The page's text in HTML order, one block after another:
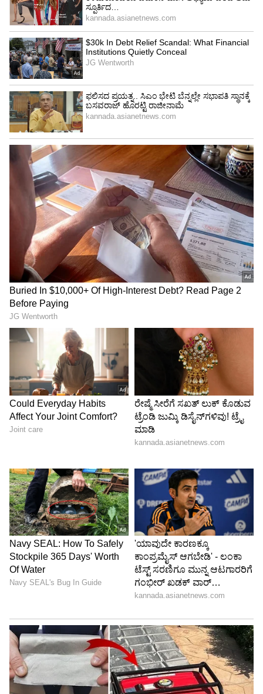
ಗುಜರಾತಲ್ಲಿ ಸ್ಥಾಪನೆ ಆದಾಗ ನಾನು ಅದರ ಸದಸ್ಯನಾಗಿದ್ದೆ.
20015ಕ್ಕೆ ಫ್ರಾನ್ಸ್‌ಗೆ ಬಂದಿದ್ದೆ. ವಿಶ್ವಯುದ್ಧದಲ್ಲಿ ಮಡಿದ
ಭಾರತೀಯರಿಗೆ ಶ್ರದ್ಧಾಂಜಲಿ ಸಲ್ಲಿಸಿದ್ದೆ’ ಎಂದು ಅವರು
ಸ್ಮರಿಸಿದರು.